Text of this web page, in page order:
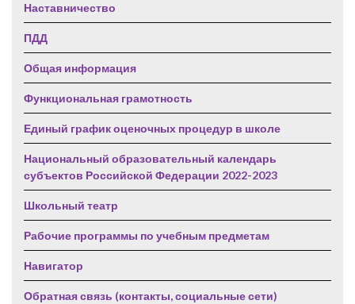
Наставничество
ПДД
Общая информация
Функциональная грамотность
Единый график оценочных процедур в школе
Национальный образовательный календарь
субъектов Российской Федерации 2022-2023
Школьный театр
Рабочие программы по учебным предметам
Навигатор
Обратная связь (контакты, социальные сети)